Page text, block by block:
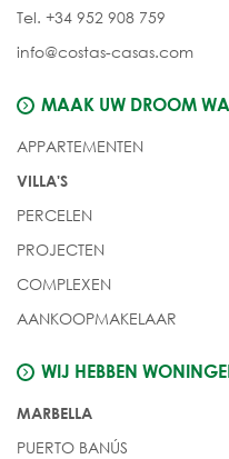
Tel. +34 952 908 759
info@costas-casas.com
MAAK UW DROOM
APPARTEMENTEN
VILLA'S
PERCELEN
PROJECTEN
COMPLEXEN
AANKOOPMAKELAAR
WIJ HEBBEN
MARBELLA
PUERTO BANÚS